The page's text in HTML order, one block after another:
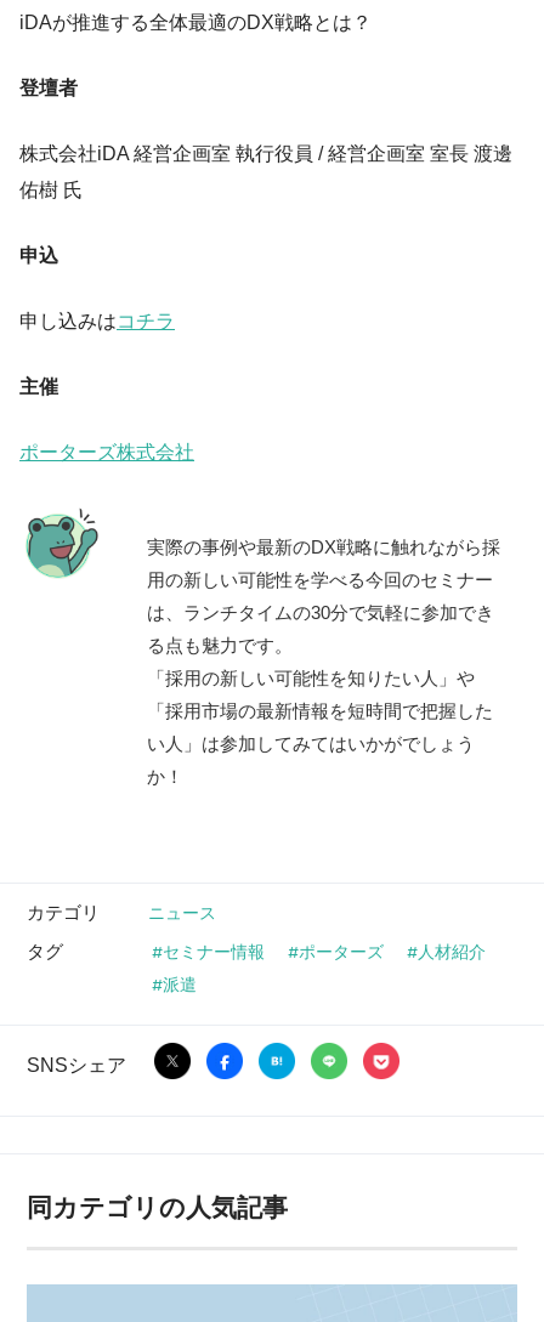
iDAが推進する全体最適のDX戦略とは？
登壇者
株式会社iDA 経営企画室 執行役員 / 経営企画室 室長 渡邊
佑樹 氏
申込
申し込みはコチラ
主催
ポーターズ株式会社
実際の事例や最新のDX戦略に触れながら採
用の新しい可能性を学べる今回のセミナー
は、ランチタイムの30分で気軽に参加でき
る点も魅力です。
「採用の新しい可能性を知りたい人」や
「採用市場の最新情報を短時間で把握した
い人」は参加してみてはいかがでしょう
か！
カテゴリ ニュース
タグ セミナー情報 ポーターズ
人材紹介
派遣
SNSシェア
同カテゴリの人気記事